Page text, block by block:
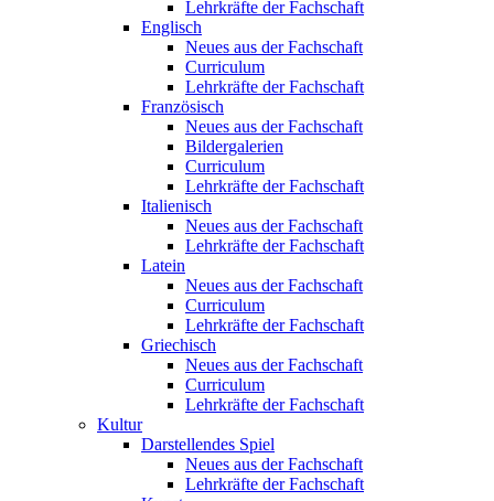
Lehrkräfte der Fachschaft
Englisch
Neues aus der Fachschaft
Curriculum
Lehrkräfte der Fachschaft
Französisch
Neues aus der Fachschaft
Bildergalerien
Curriculum
Lehrkräfte der Fachschaft
Italienisch
Neues aus der Fachschaft
Lehrkräfte der Fachschaft
Latein
Neues aus der Fachschaft
Curriculum
Lehrkräfte der Fachschaft
Griechisch
Neues aus der Fachschaft
Curriculum
Lehrkräfte der Fachschaft
Kultur
Darstellendes Spiel
Neues aus der Fachschaft
Lehrkräfte der Fachschaft